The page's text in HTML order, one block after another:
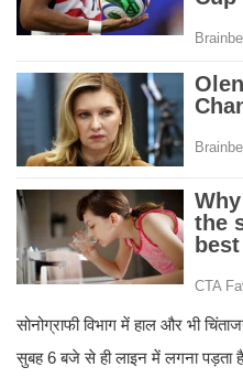
सोनोग्राफी विभाग में हाल और भी
सुबह 6 बजे से ही लाइन में लगना